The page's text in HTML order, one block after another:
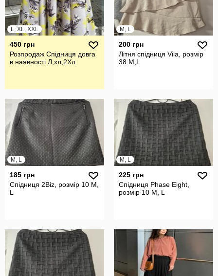
L, XL, XXL
450 грн
Розпродаж Спідниця довга
в наявності Л,хл,2Хл
M, L
200 грн
Літня спідниця Vila, розмір
38 М,L
M, L
185 грн
Спідниця 2Biz, розмір 10 М,
L
M, L
225 грн
Спідниця Phase Eight,
розмір 10 М, L